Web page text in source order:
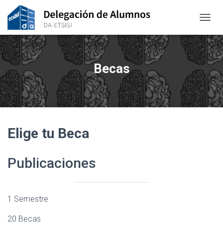
Becas
Elige tu Beca
Publicaciones
1 Semestre
20 Becas